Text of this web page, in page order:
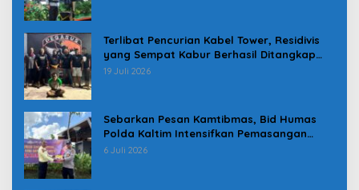
Terlibat Pencurian Kabel Tower, Residivis
yang Sempat Kabur Berhasil Ditangkap
Tim Gabungan di Jeneponto
19 Juli 2026
Sebarkan Pesan Kamtibmas, Bid Humas
Polda Kaltim Intensifkan Pemasangan
Spanduk serta Pembagian Stiker
6 Juli 2026